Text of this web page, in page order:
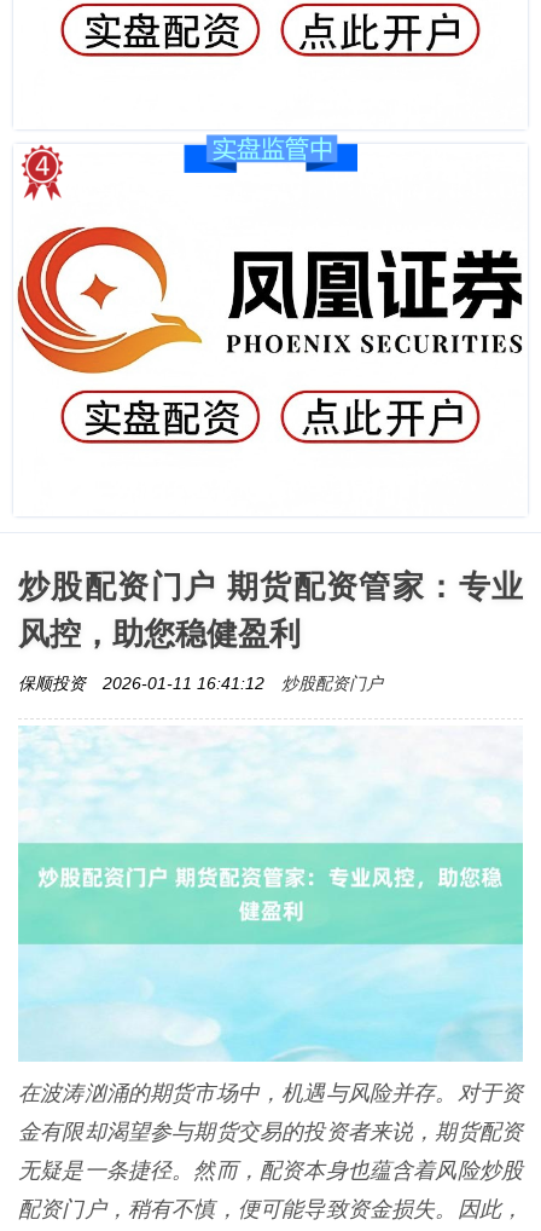
炒股配资门户 期货配资管家：专业
风控，助您稳健盈利
保顺投资 2026-01-11 16:41:12 炒股配资门户
在波涛汹涌的期货市场中，机遇与风险并存。对于资
金有限却渴望参与期货交易的投资者来说，期货配资
无疑是一条捷径。然而，配资本身也蕴含着风险炒股
配资门户，稍有不慎，便可能导致资金损失。因此，